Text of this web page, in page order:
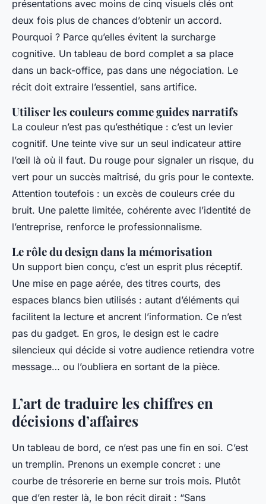
présentations avec moins de cinq visuels clés ont
deux fois plus de chances d’obtenir un accord.
Pourquoi ? Parce qu’elles évitent la surcharge
cognitive. Un tableau de bord complet a sa place
dans un back-office, pas dans une négociation. Le
récit doit extraire l’essentiel, sans artifice.
Utiliser les couleurs comme guides narratifs
La couleur n’est pas qu’esthétique : c’est un levier
cognitif. Une teinte vive sur un seul indicateur attire
l’œil là où il faut. Du rouge pour signaler un risque, du
vert pour un succès maîtrisé, du gris pour le contexte.
Attention toutefois : un excès de couleurs crée du
bruit. Une palette limitée, cohérente avec l’identité de
l’entreprise, renforce le professionnalisme.
Le rôle du design dans la mémorisation
Un support bien conçu, c’est un esprit plus réceptif.
Une mise en page aérée, des titres courts, des
espaces blancs bien utilisés : autant d’éléments qui
facilitent la lecture et ancrent l’information. Ce n’est
pas du gadget. En gros, le design est le cadre
silencieux qui décide si votre audience retiendra votre
message… ou l’oubliera en sortant de la pièce.
L’art de traduire les chiffres en
décisions d’affaires
Un tableau de bord, ce n’est pas une fin en soi. C’est
un tremplin. Prenons un exemple concret : une
courbe de trésorerie en berne sur trois mois. Plutôt
que d’en rester là, le bon récit dirait : “Sans